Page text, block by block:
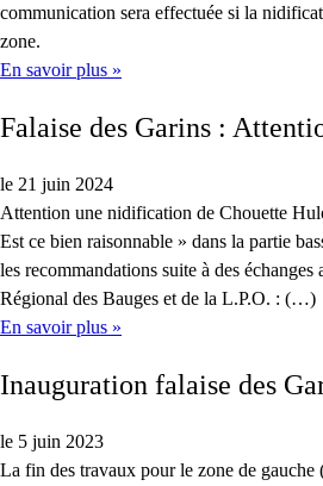
communication sera effectuée si la
zone.
En savoir plus »
Falaise des Garins :
le 21 juin 2024
Attention une nidification de Chouette
Est ce bien raisonnable » dans la partie
les recommandations suite à des échanges
Régional des Bauges et de la L.P.O. : (…)
En savoir plus »
Inauguration falaise des
le 5 juin 2023
La fin des travaux pour le zone de gauche